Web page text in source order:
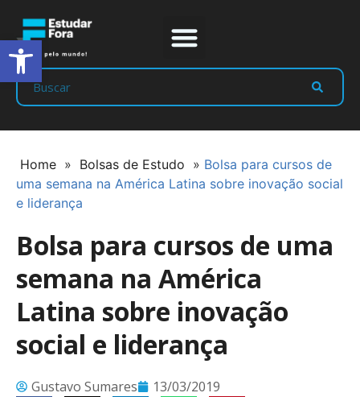
Home » Bolsas de Estudo » Bolsa para cursos de
uma semana na América Latina sobre inovação social
e liderança
Bolsa para cursos de uma
semana na América
Latina sobre inovação
social e liderança
Gustavo Sumares 13/03/2019
Abrir a barra de ferramentas